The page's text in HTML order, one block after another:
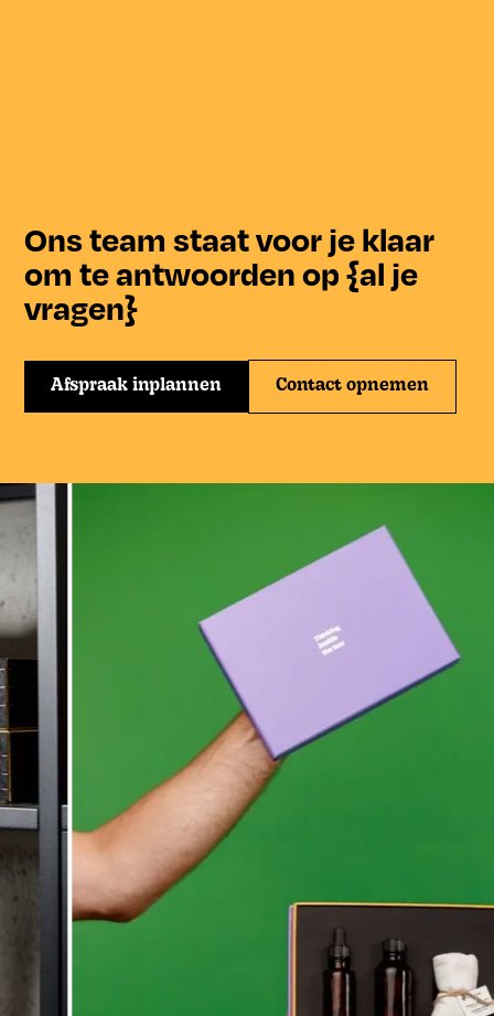
Ons team staat voor je klaar
om te antwoorden op {al je
vragen}
Afspraak inplannen Contact opnemen